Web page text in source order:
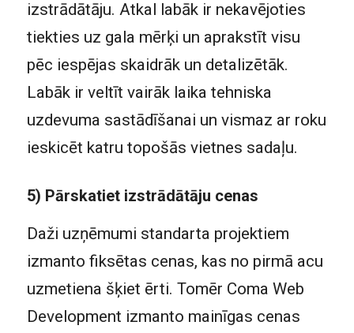
izstrādātāju. Atkal labāk ir nekavējoties
tiekties uz gala mērķi un aprakstīt visu
pēc iespējas skaidrāk un detalizētāk.
Labāk ir veltīt vairāk laika tehniska
uzdevuma sastādīšanai un vismaz ar roku
ieskicēt katru topošās vietnes sadaļu.
5) Pārskatiet izstrādātāju cenas
Daži uzņēmumi standarta projektiem
izmanto fiksētas cenas, kas no pirmā acu
uzmetiena šķiet ērti. Tomēr Coma Web
Development izmanto mainīgas cenas